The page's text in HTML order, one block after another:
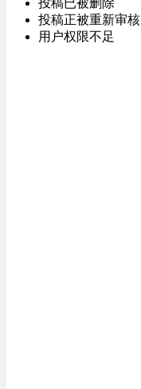
投稿已被删除
投稿正被重新审核
用户权限不足